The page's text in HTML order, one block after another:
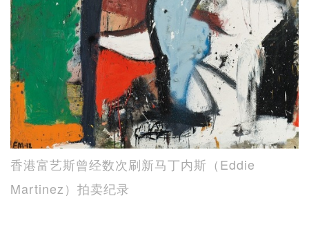
香港富艺斯曾经数次刷新马丁内斯（Eddie
Martinez）拍卖纪录